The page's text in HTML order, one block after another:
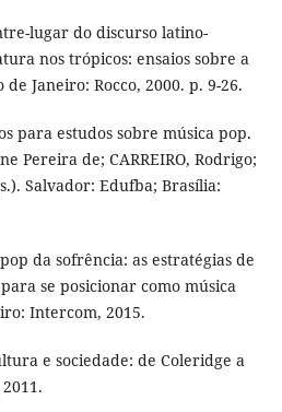
lugar do discurso latino-
nos trópicos: ensaios sobre a
Janeiro: Rocco, 2000. p. 9-26.
para estudos sobre música pop.
Pereira de; CARREIRO, Rodrigo;
Salvador: Edufba; Brasília:
da sofrência: as estratégias de
se posicionar como música
Intercom, 2015.
e sociedade: de Coleridge a